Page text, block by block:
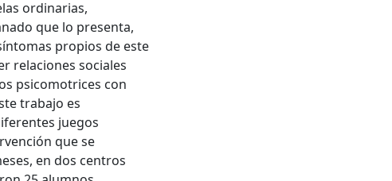
ordinarias,
que lo presenta,
propios de este
relaciones sociales
psicomotrices con
trabajo es
juegos
que se
en dos centros